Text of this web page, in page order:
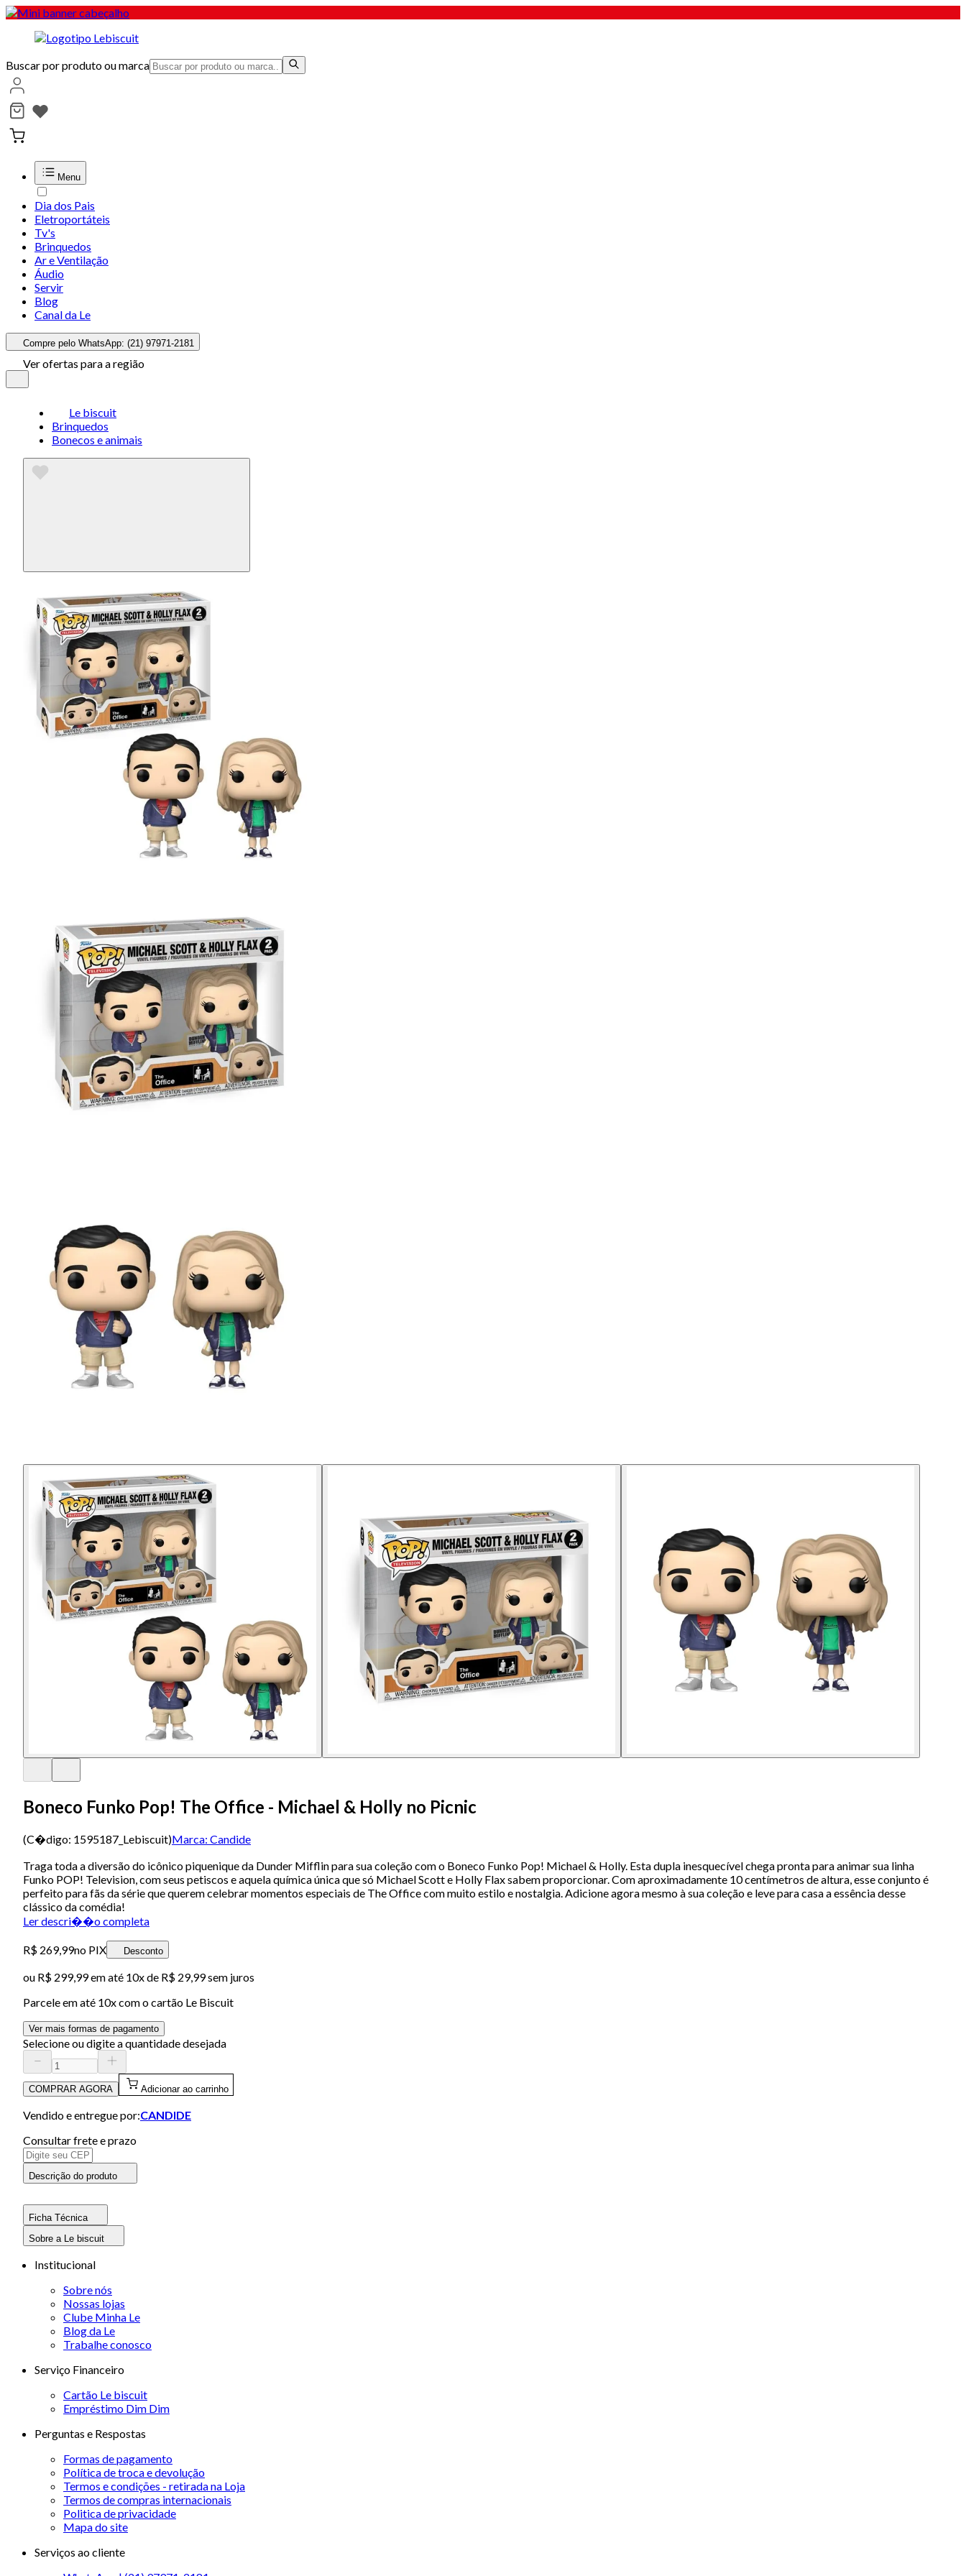
Buscar por produto ou marca
Menu
Dia dos Pais
Eletroportáteis
Tv's
Brinquedos
Ar e Ventilação
Áudio
Servir
Blog
Canal da Le
Compre pelo WhatsApp: (21) 97971-2181
Ver ofertas para a região
Le biscuit
Brinquedos
Bonecos e animais
Boneco Funko Pop! The Office - Michael & Holly no Picnic
(C�digo: 1595187_Lebiscuit)Marca: Candide
Traga toda a diversão do icônico piquenique da Dunder Mifflin para sua coleção com o Boneco Funko Pop! Michael & Holly. Esta dupla inesquecível chega pronta para animar sua linha
Funko POP! Television, com seus petiscos e aquela química única que só Michael Scott e Holly Flax sabem proporcionar. Com aproximadamente 10 centímetros de altura, esse conjunto é
perfeito para fãs da série que querem celebrar momentos especiais de The Office com muito estilo e nostalgia. Adicione agora mesmo à sua coleção e leve para casa a essência desse
clássico da comédia!
Ler descri��o completa
R$ 269,99no PIX Desconto
ou R$ 299,99em até 10x de R$ 29,99 sem juros
Parcele em até 10x com o cartão Le Biscuit
Ver mais formas de pagamento
Selecione ou digite a quantidade desejada
COMPRAR AGORA Adicionar ao carrinho
Vendido e entregue por:CANDIDE
Consultar frete e prazo
Descrição do produto
Ficha Técnica
Sobre a Le biscuit
Institucional
Sobre nós
Nossas lojas
Clube Minha Le
Blog da Le
Trabalhe conosco
Serviço Financeiro
Cartão Le biscuit
Empréstimo Dim Dim
Perguntas e Respostas
Formas de pagamento
Política de troca e devolução
Termos e condições - retirada na Loja
Termos de compras internacionais
Politica de privacidade
Mapa do site
Serviços ao cliente